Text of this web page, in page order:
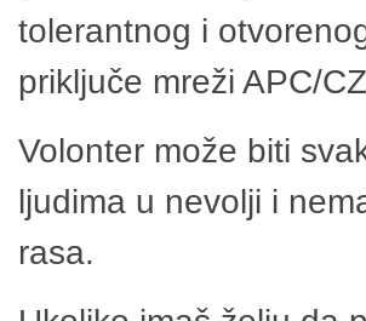
tolerantnog i
priključe mreži APC/
Volonter može biti
ljudima u nevolji i
rasa.